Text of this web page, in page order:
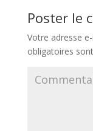
Poster le
Votre adresse
obligatoires